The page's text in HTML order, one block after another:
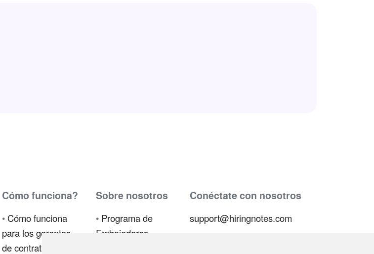
Cómo funciona?
• Cómo funciona
para los gerentes
de contratación
Sobre nosotros
• Programa de
Embajadores
Conéctate con nosotros
support@hiringnotes.com